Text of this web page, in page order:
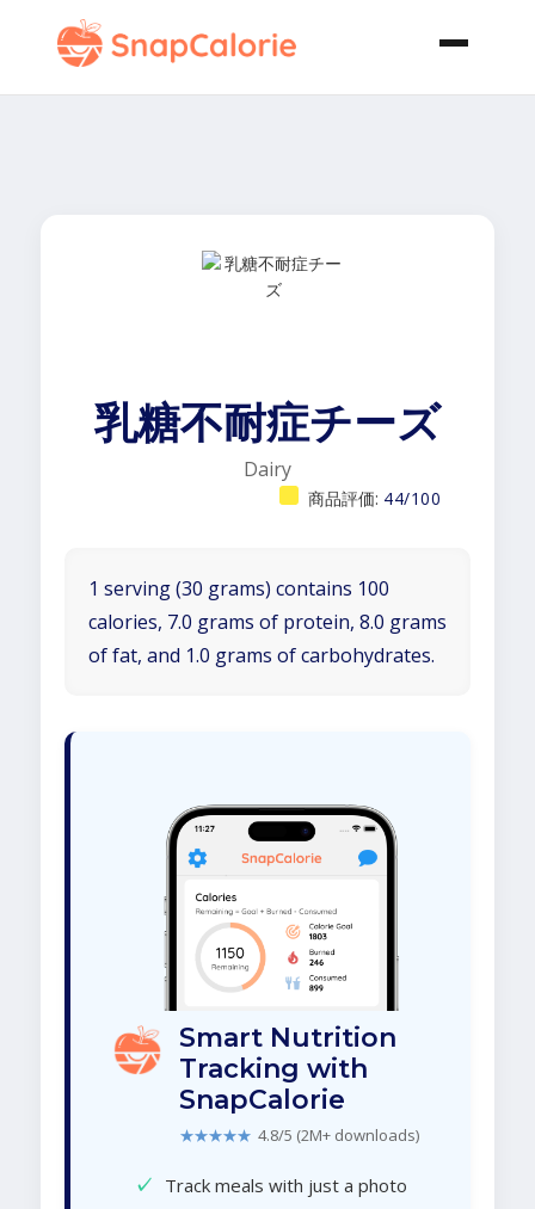
乳糖不耐症チーズ
Dairy
商品評価: 44/100
1 serving (30 grams) contains 100
calories, 7.0 grams of protein, 8.0 grams
of fat, and 1.0 grams of carbohydrates.
Smart Nutrition
Tracking with
SnapCalorie
★★★★★ 4.8/5 (2M+ downloads)
✓ Track meals with just a photo